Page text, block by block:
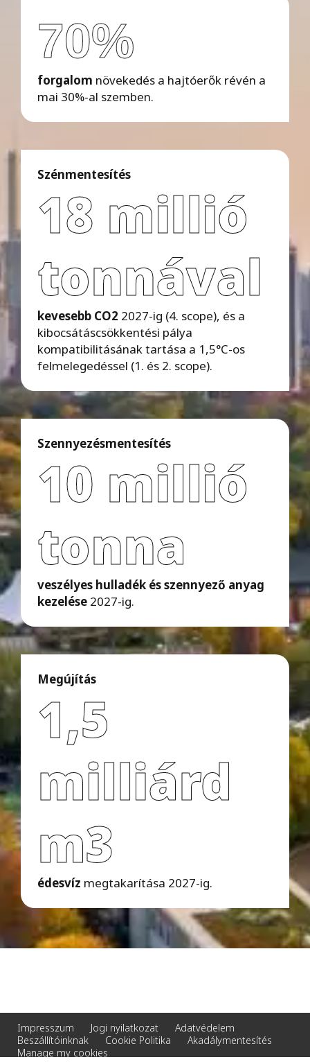
70%
forgalom növekedés a hajtóerők révén a
mai 30%-al szemben.
Szénmentesítés
18 millió
tonnával
kevesebb CO2 2027-ig (4. scope), és a
kibocsátáscsökkentési pálya
kompatibilitásának tartása a 1,5°C-os
felmelegedéssel (1. és 2. scope).
Szennyezésmentesítés
10 millió
tonna
veszélyes hulladék és szennyező anyag
kezelése 2027-ig.
Megújítás
1,5
milliárd
m3
édesvíz megtakarítása 2027-ig.
Impresszum Jogi nyilatkozat
Adatvédelem
Beszállítóinknak
Cookie Politika
Akadálymentesítés
Manage my cookies